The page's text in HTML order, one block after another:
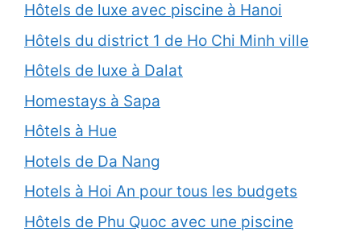
Hôtels de luxe avec piscine à Hanoi
Hôtels du district 1 de Ho Chi Minh ville
Hôtels de luxe à Dalat
Homestays à Sapa
Hôtels à Hue
Hotels de Da Nang
Hotels à Hoi An pour tous les budgets
Hôtels de Phu Quoc avec une piscine